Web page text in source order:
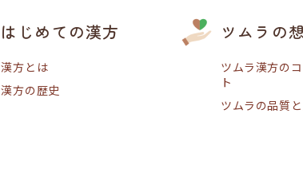
はじめての漢方
漢方とは
漢方の歴史
ツムラの
ツムラ漢方の
ト
ツムラの品質